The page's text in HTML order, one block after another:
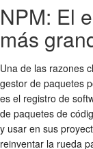
NPM: El
más
Una de las razones
gestor de paquetes
es el registro de
de paquetes de
y usar en sus
reinventar la rueda